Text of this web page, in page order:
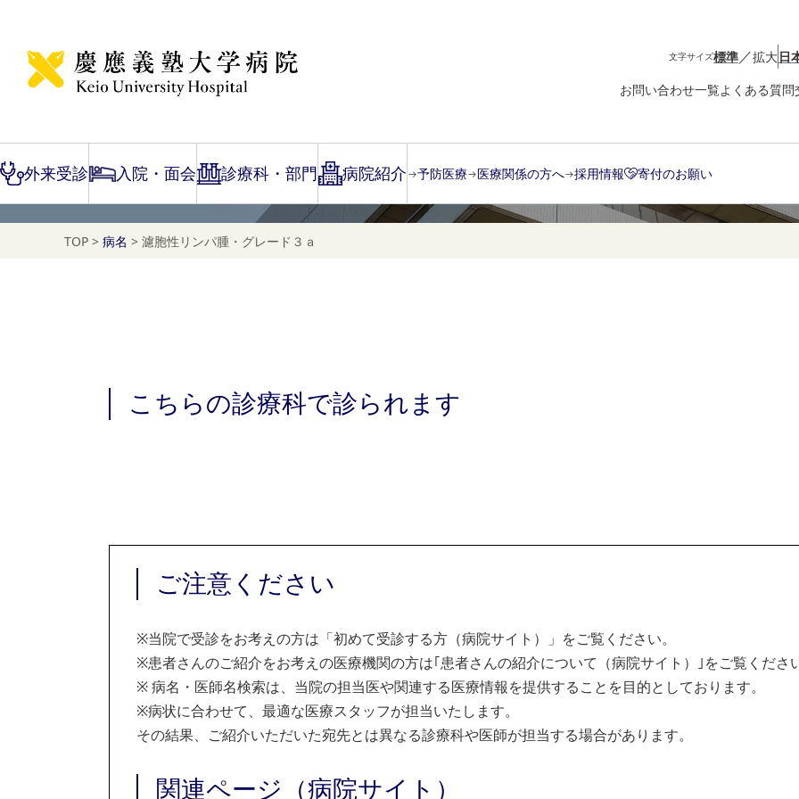
文字サイズ標準／拡大日
お問い合わせ一覧よくある質問
外来受診 入院・面会 診療科・部門 病院紹介 予防医療 医療関係の方へ 採用情報 寄付のお願い
Disease Name Search
TOP > 病名 > 濾胞性リンパ腫・グレード３ａ
こちらの診療科で診られます
ご注意ください
※当院で受診をお考えの方は「初めて受診する方（病院サイト）」をご覧ください。
※患者さんのご紹介をお考えの医療機関の方は｢患者さんの紹介について（病院サイト）｣をご覧くださ
※病名・医師名検索は、当院の担当医や関連する医療情報を提供することを目的としております。
※病状に合わせて、最適な医療スタッフが担当いたします。
その結果、ご紹介いただいた宛先とは異なる診療科や医師が担当する場合があります。
関連ページ（病院サイト）